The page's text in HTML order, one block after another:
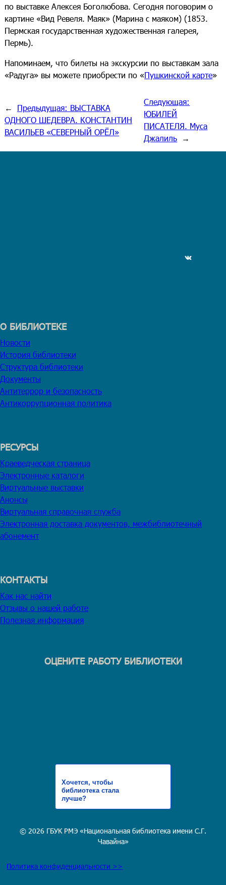
по выставке Алексея Боголюбова. Сегодня поговорим о
картине «Вид Ревеля. Маяк» (Марина с маяком) (1853.
Пермская государственная художественная галерея,
Пермь).
Напоминаем, что билеты на экскурсии по выставкам зала
«Радуга» вы можете приобрести по «Пушкинской карте»
← Предыдущая: ВЫСТАВКА
ОДНОГО ШЕДЕВРА. КОНСТАНТИН
ВАСИЛЬЕВ «СЕВЕРНЫЙ ОРЁЛ»
Следующая:
ЮБИЛЕЙ
ПИСАТЕЛЯ. Муса
Джалиль →
ВКонтакте
О БИБЛИОТЕКЕ
Новости
История библиотеки
Структура библиотеки
Документы
Антитеррор и безопасность
Антикоррупционная политика
РЕСУРСЫ
Краеведческая страница
Электронные каталоги
Виртуальные выставки
Анонсы
Виртуальная справочная служба
Электронная доставка документов, межбиблиотечный
абонемент
КОНТАКТЫ
Как нас найти
Отзывы о нашей работе
Полезная информация
ОЦЕНИТЕ РАБОТУ БИБЛИОТЕКИ
Хочется, чтобы
библиотека стала
лучше?
© 2026 ГБУК РМЭ «Национальная библиотека имени С.Г.
Чавайна»
Политика конфиденциальности >>